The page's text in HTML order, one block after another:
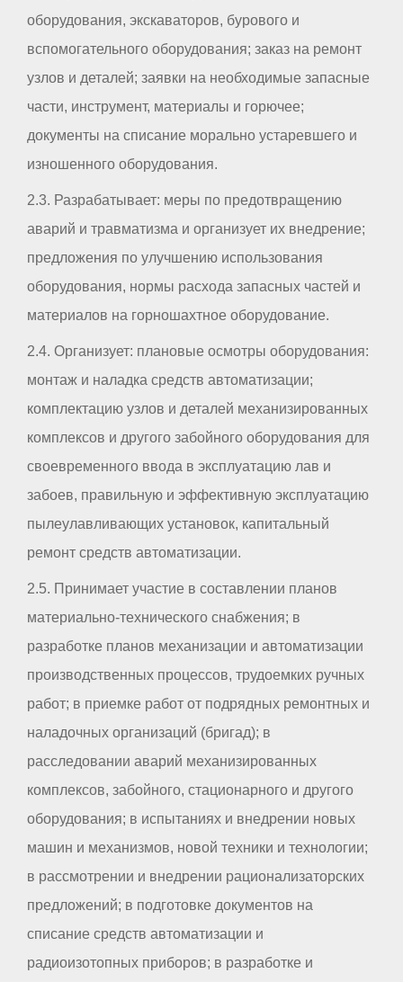
оборудования, экскаваторов, бурового и
вспомогательного оборудования; заказ на ремонт
узлов и деталей; заявки на необходимые запасные
части, инструмент, материалы и горючее;
документы на списание морально устаревшего и
изношенного оборудования.
2.3. Разрабатывает: меры по предотвращению
аварий и травматизма и организует их внедрение;
предложения по улучшению использования
оборудования, нормы расхода запасных частей и
материалов на горношахтное оборудование.
2.4. Организует: плановые осмотры оборудования:
монтаж и наладка средств автоматизации;
комплектацию узлов и деталей механизированных
комплексов и другого забойного оборудования для
своевременного ввода в эксплуатацию лав и
забоев, правильную и эффективную эксплуатацию
пылеулавливающих установок, капитальный
ремонт средств автоматизации.
2.5. Принимает участие в составлении планов
материально-технического снабжения; в
разработке планов механизации и автоматизации
производственных процессов, трудоемких ручных
работ; в приемке работ от подрядных ремонтных и
наладочных организаций (бригад); в
расследовании аварий механизированных
комплексов, забойного, стационарного и другого
оборудования; в испытаниях и внедрении новых
машин и механизмов, новой техники и технологии;
в рассмотрении и внедрении рационализаторских
предложений; в подготовке документов на
списание средств автоматизации и
радиоизотопных приборов; в разработке и